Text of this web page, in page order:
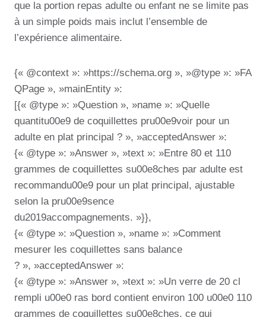
que la portion repas adulte ou enfant ne se limite pas
à un simple poids mais inclut l’ensemble de
l’expérience alimentaire.
{« @context »: »https://schema.org », »@type »: »FA
QPage », »mainEntity »:
[{« @type »: »Question », »name »: »Quelle
quantitu00e9 de coquillettes pru00e9voir pour un
adulte en plat principal ? », »acceptedAnswer »:
{« @type »: »Answer », »text »: »Entre 80 et 110
grammes de coquillettes su00e8ches par adulte est
recommandu00e9 pour un plat principal, ajustable
selon la pru00e9sence
du2019accompagnements. »}},
{« @type »: »Question », »name »: »Comment
mesurer les coquillettes sans balance
? », »acceptedAnswer »:
{« @type »: »Answer », »text »: »Un verre de 20 cl
rempli u00e0 ras bord contient environ 100 u00e0 110
grammes de coquillettes su00e8ches, ce qui